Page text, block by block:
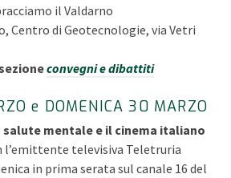
il Valdarno
Centro di Geotecnologie, via Vetri
convegni e dibattiti
e DOMENICA 30 MARZO
salute mentale e il cinema italiano
l’emittente televisiva Teletruria
in prima serata sul canale 16 del